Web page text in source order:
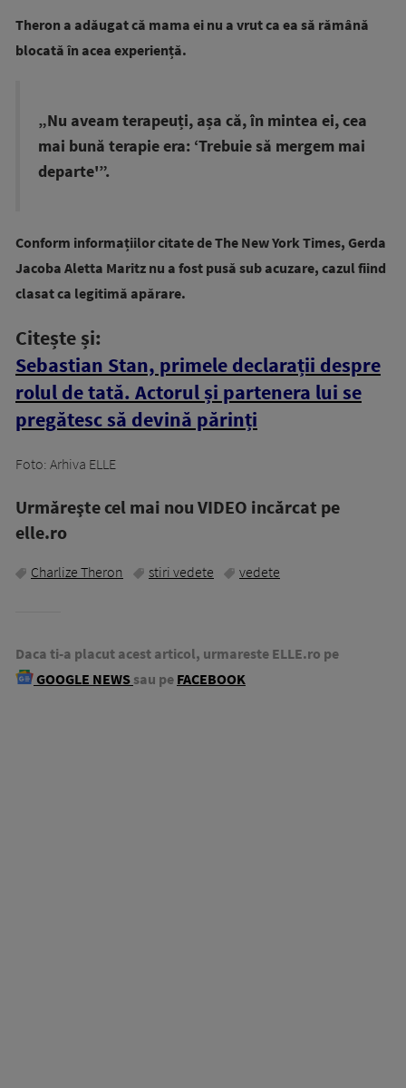
Theron a adăugat că mama ei nu a vrut ca ea să rămână
blocată în acea experiență.
„Nu aveam terapeuți, așa că, în mintea ei, cea
mai bună terapie era: ‘Trebuie să mergem mai
departe'”.
Conform informațiilor citate de The New York Times, Gerda
Jacoba Aletta Maritz nu a fost pusă sub acuzare, cazul fiind
clasat ca legitimă apărare.
Citește și:
Sebastian Stan, primele declarații despre
rolul de tată. Actorul și partenera lui se
pregătesc să devină părinți
Foto: Arhiva ELLE
Urmăreşte cel mai nou VIDEO incărcat pe
elle.ro
Charlize Theron stiri vedete vedete
Daca ti-a placut acest articol, urmareste ELLE.ro pe
GOOGLE NEWS sau pe FACEBOOK